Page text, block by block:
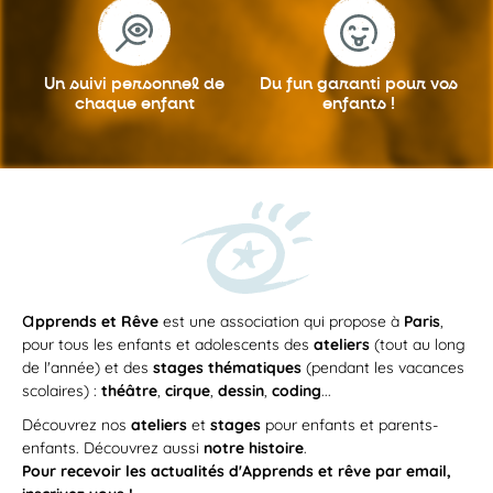
Apprendre à coder et créer son
propre jeu vidéo avec Scratch +
robotique pour les débutants en
2025 – 2026
Un atelier ludique et créatif pour découvrir les
bases de la programmation,...
APPRENDS ET RÊVE
Un suivi personnel de
chaque enfant
Du fun garanti pour vos
enfants !
apprends et Rêve est une association qui propose à Paris,
pour tous les enfants et adolescents des ateliers (tout au long
de l'année) et des stages thématiques (pendant les vacances
scolaires) : théâtre, cirque, dessin, coding...
Découvrez nos ateliers et stages pour enfants et parents-
enfants. Découvrez aussi notre histoire.
Pour recevoir les actualités d'Apprends et rêve par email,